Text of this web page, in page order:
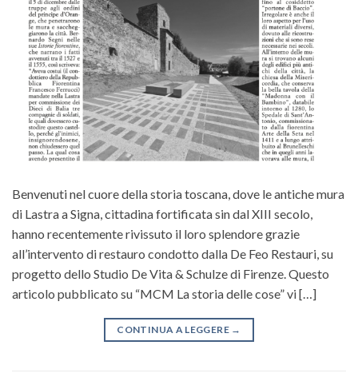
Benvenuti nel cuore della storia toscana, dove le antiche mura
di Lastra a Signa, cittadina fortificata sin dal XIII secolo,
hanno recentemente rivissuto il loro splendore grazie
all’intervento di restauro condotto dalla De Feo Restauri, su
progetto dello Studio De Vita & Schulze di Firenze. Questo
articolo pubblicato su “MCM La storia delle cose” vi […]
CONTINUA A LEGGERE →